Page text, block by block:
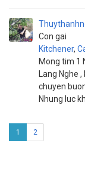
Con gai
Kitchener,
Mong tim 1
Lang Nghe
chuyen
Nhung luc
1 2